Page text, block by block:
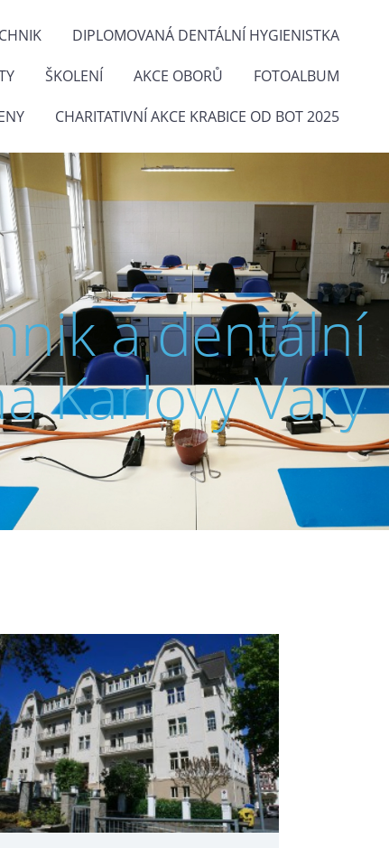
DIPLOMOVANÁ DENTÁLNÍ HYGIENISTKA
ŠKOLENÍ AKCE OBORŮ FOTOALBUM
CHARITATIVNÍ AKCE KRABICE OD BOT 2025
a dentální
Karlovy Vary